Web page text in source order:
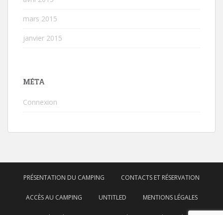
mars 2015
janvier 2015
MÉTA
Connexion
PRÉSENTATION DU CAMPING CONTACTS ET RÉSERVATION
ACCÈS AU CAMPING UNTITLED MENTIONS LÉGALES